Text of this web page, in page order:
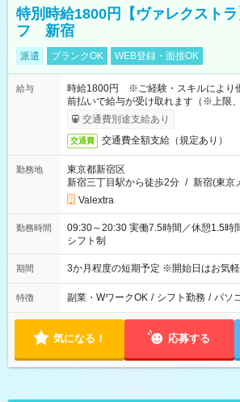
特別時給1800円【ヴァレクスト
フ 新宿
派遣 ブランクOK WEB登録・面接OK
給与
時給1800円 ※ご経験・スキルにより
前払いで給与が受け取れます（※上限、
交通費別途支給あり
交通費 交通費全額支給（規定あり）
勤務地
東京都新宿区
新宿三丁目駅から徒歩2分 / 新宿(東京
Valextra
勤務時間
09:30～20:30 実働7.5時間／休憩1.5時間 営業時間に合わせた
シフト制
期間 3か月程度の短期予定 ※開始日はお気
特徴 副業・WワークOK / シフト勤務 / パソ
気になる！ 応募する